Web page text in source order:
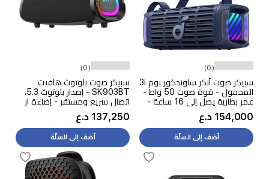
(0)
سبيكر صوت أنكر ساوندكور بوم 3i
المحمول - قوة صوت 50 واط -
عمر بطارية يصل إلى 16 ساعة -
مقاوم للماء بمعيار IP68 - أزرق
154,000 د.ع
أضف إلى السلّة
(0)
سبيكر صوت بلوتوث هافيت
SK903BT - إصدار بلوتوث 5.3،
اتصال سريع ومستقر - إضاءة ار
المتواصل - أسود
137,250 د.ع
أضف إلى السلّة